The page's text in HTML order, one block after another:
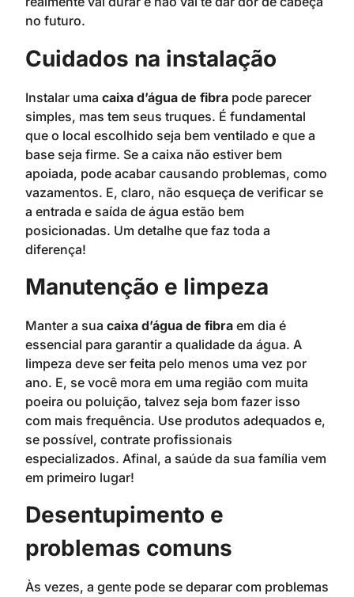
no futuro.
Cuidados na instalação
Instalar uma caixa d’água de fibra pode parecer
simples, mas tem seus truques. É fundamental
que o local escolhido seja bem ventilado e que a
base seja firme. Se a caixa não estiver bem
apoiada, pode acabar causando problemas, como
vazamentos. E, claro, não esqueça de verificar se
a entrada e saída de água estão bem
posicionadas. Um detalhe que faz toda a
diferença!
Manutenção e limpeza
Manter a sua caixa d’água de fibra em dia é
essencial para garantir a qualidade da água. A
limpeza deve ser feita pelo menos uma vez por
ano. E, se você mora em uma região com muita
poeira ou poluição, talvez seja bom fazer isso
com mais frequência. Use produtos adequados e,
se possível, contrate profissionais
especializados. Afinal, a saúde da sua família vem
em primeiro lugar!
Desentupimento e
problemas comuns
Às vezes, a gente pode se deparar com problemas